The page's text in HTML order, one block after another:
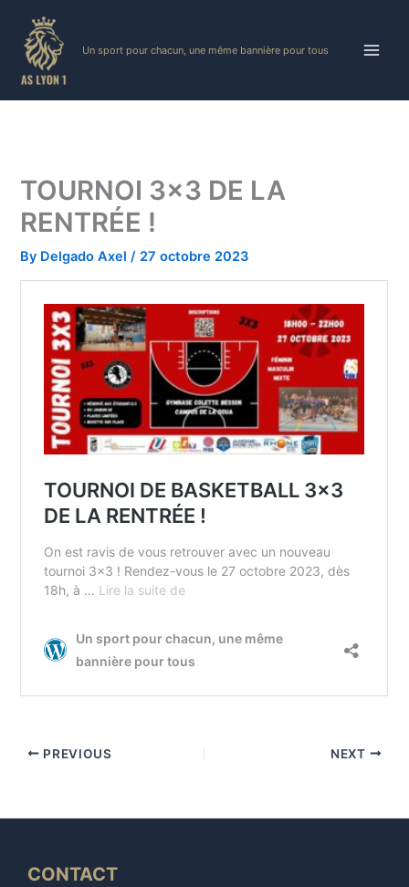
content
Un sport pour chacun, une même bannière pour tous
TOURNOI 3×3 DE LA
RENTRÉE !
By Delgado Axel/ 27 octobre 2023
PREVIOUS NEXT
CONTACT